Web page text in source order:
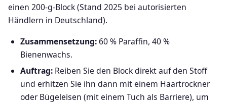
einen 200-g-Block (Stand 2025 bei autorisierten
Händlern in Deutschland).
Zusammensetzung:60 % Paraffin, 40 %
Bienenwachs.
Auftrag: Reiben Sie den Block direkt auf den Stoff
und erhitzen Sie ihn dann mit einem Haartrockner
oder Bügeleisen (mit einem Tuch als Barriere), um